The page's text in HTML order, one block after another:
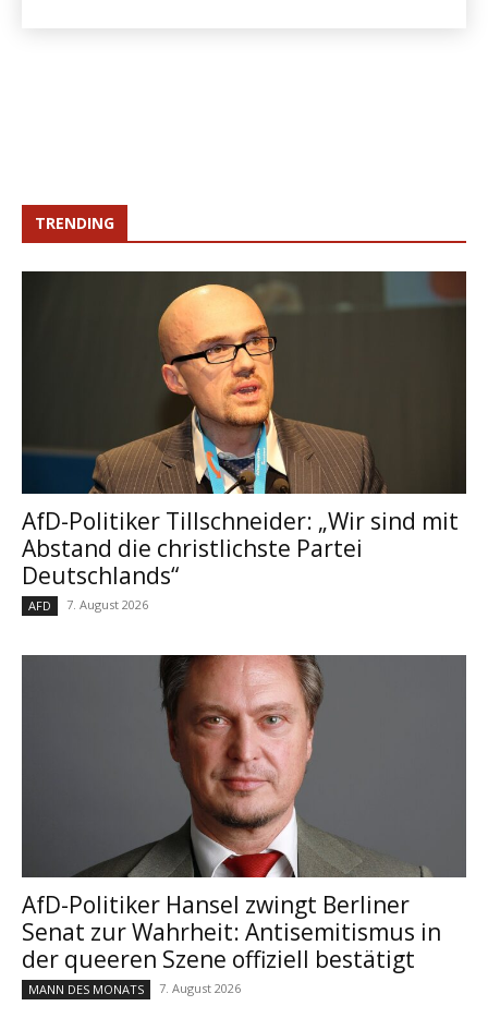
TRENDING
AfD-Politiker Tillschneider: „Wir sind mit
Abstand die christlichste Partei
Deutschlands“
AFD 7. August 2026
AfD-Politiker Hansel zwingt Berliner
Senat zur Wahrheit: Antisemitismus in
der queeren Szene offiziell bestätigt
MANN DES MONATS 7. August 2026